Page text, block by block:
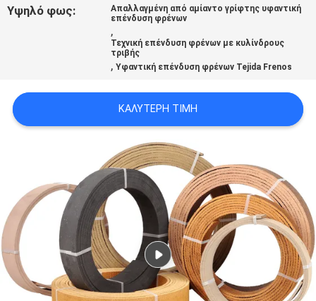
POLICY
Υψηλό φως:
Απαλλαγμένη από αμίαντο γρίφτης υφαντική
επένδυση φρένων
,
Τεχνική επένδυση φρένων με κυλίνδρους
τριβής
,Υφαντική επένδυση φρένων Tejida Frenos
ΚΑΛΎΤΕΡΗ ΤΙΜΉ